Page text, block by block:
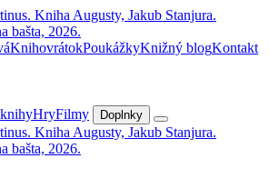
KnihovrátokPoukážkyKnižný blogKontakt
HryFilmy Doplnky